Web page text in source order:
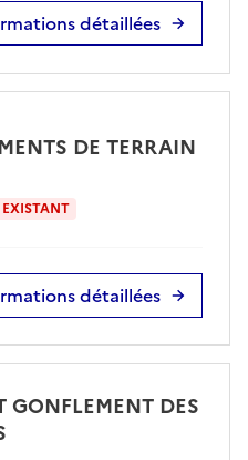
détaillées
DE TERRAIN
EXISTANT
détaillées
GONFLEMENT DES